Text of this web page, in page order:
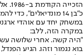
כ"בן 14 מונדיאלים",
במשחק יחד עם אוהדי
במקרה הזה, ללב:
"היה קשה. אחרי שלושה
בוא נגמור וזהו. הגיע